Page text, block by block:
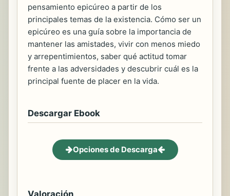
pensamiento epicúreo a partir de los
principales temas de la existencia. Cómo ser un
epicúreo es una guía sobre la importancia de
mantener las amistades, vivir con menos miedo
y arrepentimientos, saber qué actitud tomar
frente a las adversidades y descubrir cuál es la
principal fuente de placer en la vida.
Descargar Ebook
Opciones de Descarga
Valoración